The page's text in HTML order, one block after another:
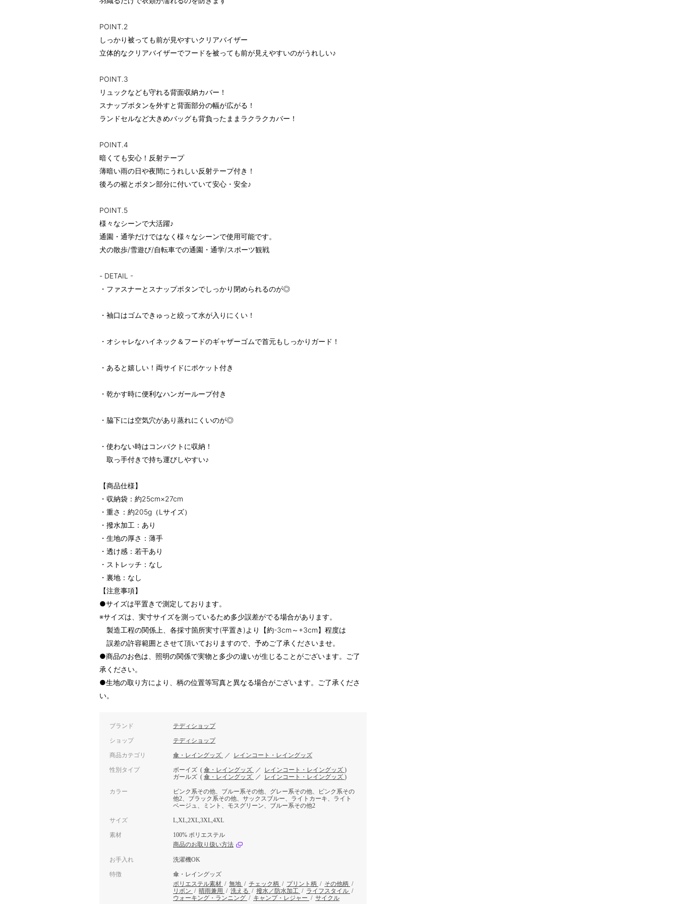
POINT.2
しっかり被っても前が見やすいクリアバイザー
立体的なクリアバイザーでフードを被っても前が見えやすいのがうれしい♪
POINT.3
リュックなども守れる背面収納カバー！
スナップボタンを外すと背面部分の幅が広がる！
ランドセルなど大きめバッグも背負ったままラクラクカバー！
POINT.4
暗くても安心！反射テープ
薄暗い雨の日や夜間にうれしい反射テープ付き！
後ろの裾とボタン部分に付いていて安心・安全♪
POINT.5
様々なシーンで大活躍♪
通園・通学だけではなく様々なシーンで使用可能です。
犬の散歩/雪遊び/自転車での通園・通学/スポーツ観戦
- DETAIL -
・ファスナーとスナップボタンでしっかり閉められるのが◎
・袖口はゴムできゅっと絞って水が入りにくい！
・オシャレなハイネック＆フードのギャザーゴムで首元もしっかりガード！
・あると嬉しい！両サイドにポケット付き
・乾かす時に便利なハンガーループ付き
・脇下には空気穴があり蒸れにくいのが◎
・使わない時はコンパクトに収納！
取っ手付きで持ち運びしやすい♪
【商品仕様】
・収納袋：約25cm×27cm
・重さ：約205g（Lサイズ）
・撥水加工：あり
・生地の厚さ：薄手
・透け感：若干あり
・ストレッチ：なし
・裏地：なし
【注意事項】
●サイズは平置きで測定しております。
※サイズは、実寸サイズを測っているため多少誤差がでる場合があります。
製造工程の関係上、各採寸箇所実寸(平置き)より【約-3cm～+3cm】程度は
誤差の許容範囲とさせて頂いておりますので、予めご了承くださいませ。
●商品のお色は、照明の関係で実物と多少の違いが生じることがございます。ご了
承ください。
●生地の取り方により、柄の位置等写真と異なる場合がございます。ご了承くださ
い。
ブランド テディショップ
ショップ テディショップ
商品カテゴリ 傘・レイングッズ ／ レインコート・レイングッズ
性別タイプ ボーイズ ( 傘・レイングッズ ／ レインコート・レイングッズ )
ガールズ ( 傘・レイングッズ ／ レインコート・レイングッズ )
カラー
ピンク系その他、ブルー系その他、グレー系その他、ピンク系その
他2、ブラック系その他、サックスブルー、ライトカーキ、ライト
ベージュ、ミント、モスグリーン、ブルー系その他2
サイズ L,XL,2XL,3XL,4XL
素材
100% ポリエステル
商品のお取り扱い方法
お手入れ 洗濯機OK
特徴
傘・レイングッズ
ポリエステル素材 / 無地 / チェック柄 / プリント柄 / その他柄 /
リボン / 晴雨兼用 / 洗える / 撥水／防水加工 / ライフスタイル /
ウォーキング・ランニング / キャンプ・レジャー / サイクル